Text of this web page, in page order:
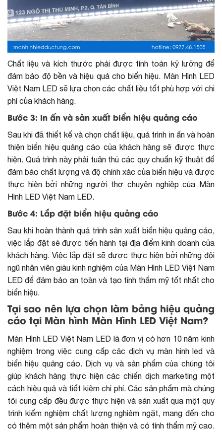
Chất liệu và kích thước phải được tính toán kỹ lưỡng để
đảm bảo độ bền và hiệu quả cho biển hiệu. Màn Hình LED
Việt Nam LED sẽ lựa chọn các chất liệu tốt phù hợp với chi
phí của khách hàng.
Bước 3: In ấn và sản xuất biển hiệu quảng cáo
Sau khi đã thiết kế và chọn chất liệu, quá trình in ấn và hoàn
thiện biển hiệu quảng cáo của khách hàng sẽ được thực
hiện. Quá trình này phải tuân thủ các quy chuẩn kỹ thuật để
đảm bảo chất lượng và độ chính xác của biển hiệu và được
thực hiện bởi những người thợ chuyên nghiệp của Màn
Hình LED Việt Nam LED.
Bước 4: Lắp đặt biển hiệu quảng cáo
Sau khi hoàn thành quá trình sản xuất biển hiệu quảng cáo,
việc lắp đặt sẽ được tiến hành tại địa điểm kinh doanh của
khách hàng. Việc lắp đặt sẽ được thực hiện bởi những đội
ngũ nhân viên giàu kinh nghiệm của Màn Hình LED Việt Nam
LED để đảm bảo an toàn và tạo tính thẩm mỹ tốt nhất cho
biển hiệu.
Tại sao nên lựa chọn làm bảng hiệu quảng
cáo tại Màn hình Màn Hình LED Việt Nam?
Màn Hình LED Việt Nam LED là đơn vị có hơn 10 năm kinh
nghiệm trong việc cung cấp các dịch vụ màn hình led và
biển hiệu quảng cáo. Dịch vụ và sản phẩm của chúng tôi
giúp khách hàng thực hiện các chiến dịch marketing một
cách hiệu quả và tiết kiệm chi phí. Các sản phẩm mà chúng
tôi cung cấp đều được thực hiện và sản xuất qua một quy
trình kiểm nghiệm chất lượng nghiêm ngặt, mang đến cho
có thêm một sản phẩm hoàn thiện và có tính thẩm mỹ cao.